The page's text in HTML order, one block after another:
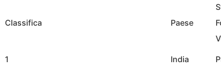
Classifica Paese
1 India